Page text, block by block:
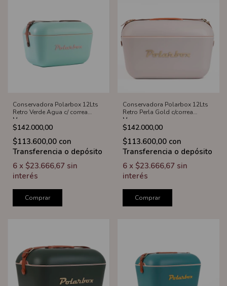
Conservadora Polarbox 12Lts
Retro Verde Agua c/ correa
Marron
$142.000,00
$113.600,00 con
Transferencia o depósito
6 x $23.666,67 sin
interés
Comprar
Conservadora Polarbox 12Lts
Retro Perla Gold c/correa
Marron
$142.000,00
$113.600,00 con
Transferencia o depósito
6 x $23.666,67 sin
interés
Comprar